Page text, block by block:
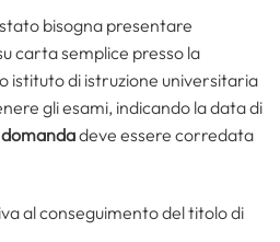
bisogna presentare
carta semplice presso la
istituto di istruzione universitaria
gli esami, indicando la data di
domandadeve essere corredata
al conseguimento del titolo di